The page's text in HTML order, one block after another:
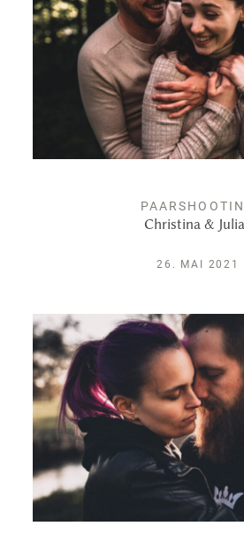
Christina &
26. MAI 2021